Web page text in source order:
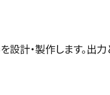
計・製作します。出